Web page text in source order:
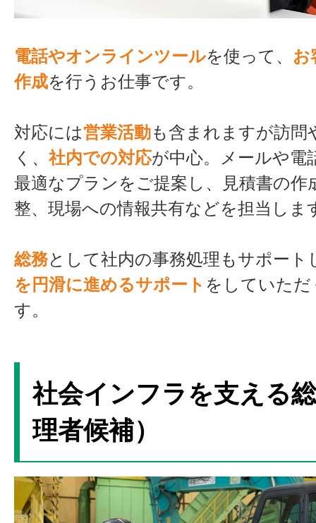
電話やオンラインツールを使って、 お
作成を行うお仕事です。
対応には営業活動も含まれますが訪問
く、 社内での対応が中心。メールや電
最適なプランをご提案し、見積書の作
整、現場への情報共有などを担当しま
総務として社内の事務処理もサポート
を円滑に進めるサポート をしていた
す。
社会インフラを支える
理者候補）